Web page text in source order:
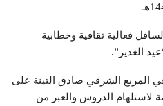
فعالية ثقافية وخطابية
الغدير”.
المربع الشرقي صادق التينة على
لاستلهام الدروس والعبر من